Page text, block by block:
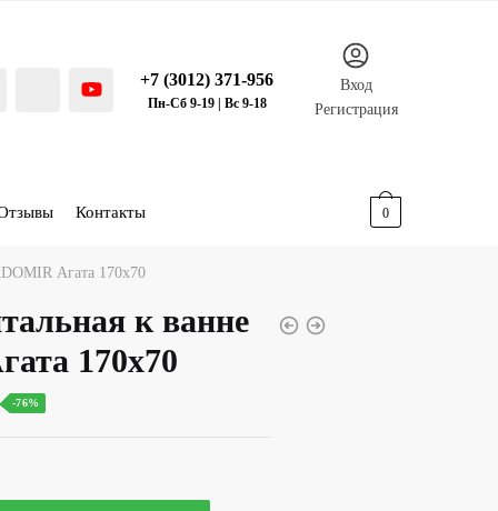
+7 (3012) 371-956
Пн-Сб 9-19 | Вс 9-18
Вход
Регистрация
Контакты 0
Агата 170х70
к ванне
170х70
р..
-76%